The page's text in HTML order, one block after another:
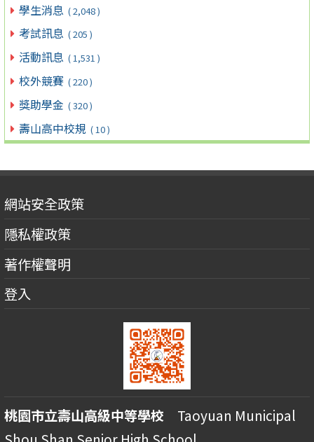
學生消息 ( 2,048 )
考試訊息 ( 205 )
活動訊息 ( 1,531 )
校外競賽 ( 220 )
獎助學金 ( 320 )
壽山高中校規 ( 10 )
網站安全政策
隱私權政策
著作權聲明
登入
桃園市立壽山高級中等學校 Taoyuan Municipal